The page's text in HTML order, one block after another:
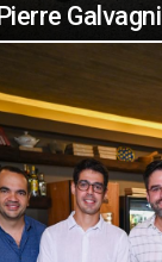
Galvagni